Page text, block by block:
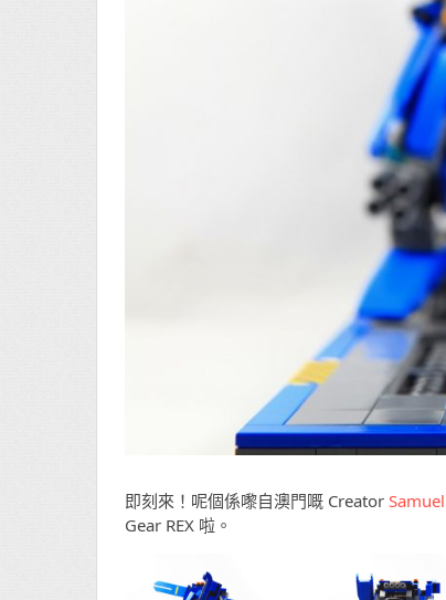
即刻來！呢個係嚟自澳門嘅 Creator
Gear REX 啦。